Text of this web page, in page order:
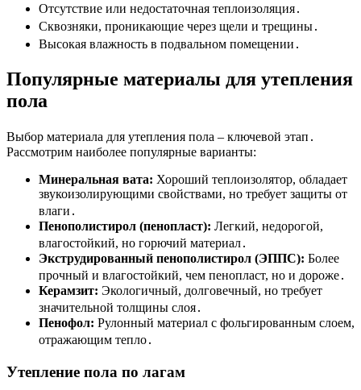
Отсутствие или недостаточная теплоизоляция․
Сквозняки, проникающие через щели и трещины․
Высокая влажность в подвальном помещении․
Популярные материалы для утепления
пола
Выбор материала для утепления пола – ключевой этап․
Рассмотрим наиболее популярные варианты:
Минеральная вата: Хороший теплоизолятор, обладает
звукоизолирующими свойствами, но требует защиты от
влаги․
Пенополистирол (пенопласт): Легкий, недорогой,
влагостойкий, но горючий материал․
Экструдированный пенополистирол (ЭППС): Более
прочный и влагостойкий, чем пенопласт, но и дороже․
Керамзит: Экологичный, долговечный, но требует
значительной толщины слоя․
Пенофол: Рулонный материал с фольгированным слоем,
отражающим тепло․
Утепление пола по лагам